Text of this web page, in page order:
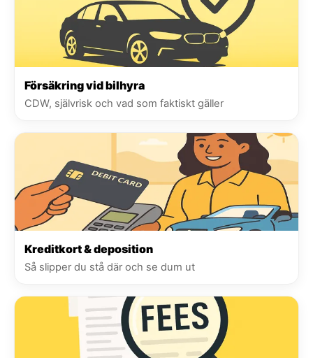
Försäkring vid bilhyra
CDW, självrisk och vad som faktiskt gäller
Kreditkort & deposition
Så slipper du stå där och se dum ut